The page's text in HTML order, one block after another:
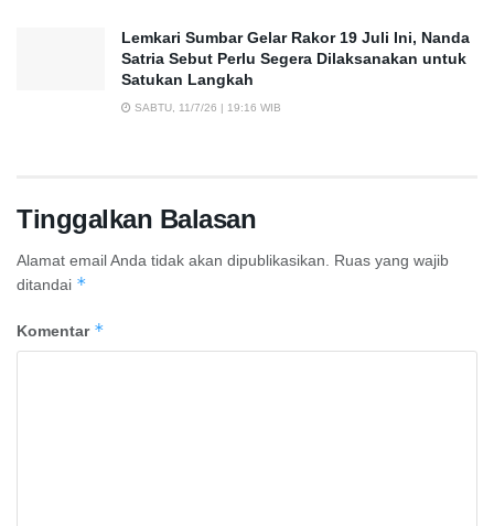
Lemkari Sumbar Gelar Rakor 19 Juli Ini, Nanda
Satria Sebut Perlu Segera Dilaksanakan untuk
Satukan Langkah
SABTU, 11/7/26 | 19:16 WIB
Tinggalkan Balasan
Alamat email Anda tidak akan dipublikasikan.
Ruas yang wajib
ditandai *
Komentar *